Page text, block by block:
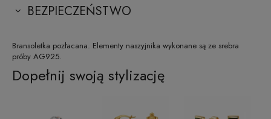
BEZPIECZEŃSTWO
Bransoletka pozłacana. Elementy naszyjnika wykonane są ze srebra
próby AG925.
Dopełnij swoją stylizację